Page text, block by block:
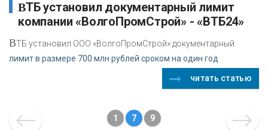
ВТБ установил документарный лимит
компании «ВолгоПромСтрой» - «ВТБ24»
ВТБ установил ООО «ВолгоПромСтрой» документарный
лимит в размере 700 млн рублей сроком на один год
читать статью
1 7 9